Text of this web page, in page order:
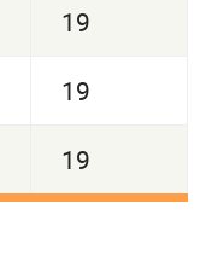
19
19
19